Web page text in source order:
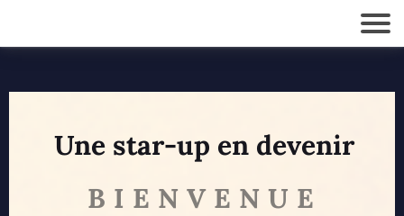
Une star-up en devenir
BIENVENUE